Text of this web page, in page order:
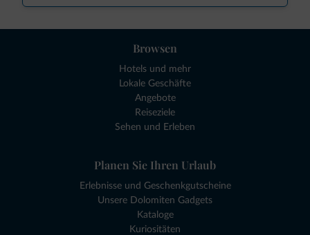
Browsen
Hotels und mehr
Lokale Geschäfte
Angebote
Reiseziele
Sehen und Erleben
Planen Sie Ihren Urlaub
Erlebnisse und Geschenkgutscheine
Unsere Dolomiten Gadgets
Kataloge
Kuriositäten